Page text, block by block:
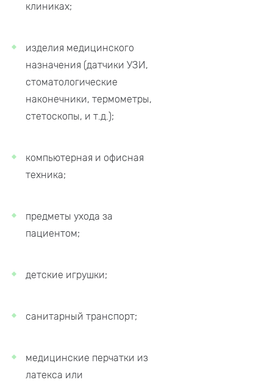
клиниках;
изделия медицинского
назначения (датчики УЗИ,
стоматологические
наконечники, термометры,
стетоскопы, и т.д.);
компьютерная и офисная
техника;
предметы ухода за
пациентом;
детские игрушки;
санитарный транспорт;
медицинские перчатки из
латекса или